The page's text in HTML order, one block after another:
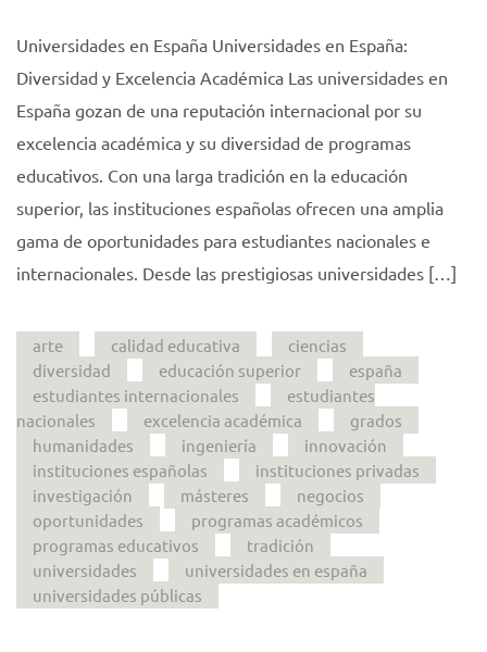
Universidades en España Universidades en España:
Diversidad y Excelencia Académica Las universidades en
España gozan de una reputación internacional por su
excelencia académica y su diversidad de programas
educativos. Con una larga tradición en la educación
superior, las instituciones españolas ofrecen una amplia
gama de oportunidades para estudiantes nacionales e
internacionales. Desde las prestigiosas universidades […]
arte calidad educativa
ciencias
diversidad
educación superior
españa
estudiantes internacionales
estudiantes
nacionales
excelencia académica
grados
humanidades
ingeniería
innovación
instituciones españolas
instituciones privadas
investigación
másteres
negocios
oportunidades
programas académicos
programas educativos
tradición
universidades
universidades en españa
universidades públicas